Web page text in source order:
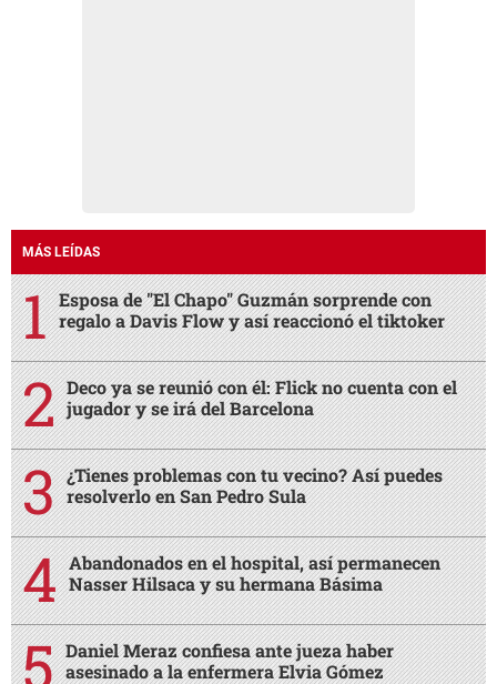
MÁS LEÍDAS
Esposa de "El Chapo" Guzmán sorprende con
regalo a Davis Flow y así reaccionó el tiktoker
Deco ya se reunió con él: Flick no cuenta con el
jugador y se irá del Barcelona
¿Tienes problemas con tu vecino? Así puedes
resolverlo en San Pedro Sula
Abandonados en el hospital, así permanecen
Nasser Hilsaca y su hermana Básima
Daniel Meraz confiesa ante jueza haber
asesinado a la enfermera Elvia Gómez